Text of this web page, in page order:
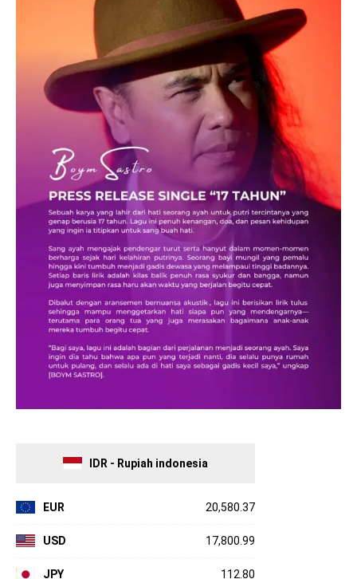
IDR - Rupiah indonesia
EUR 20,580.37
USD 17,800.99
JPY 112.80